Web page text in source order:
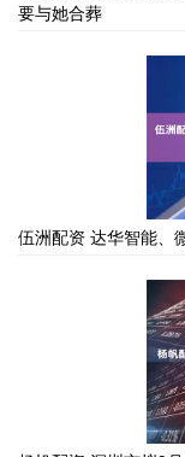
要与她合葬
伍洲配资 达华智能、